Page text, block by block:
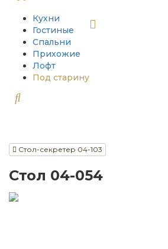
Кухни
Гостиные
Спальни
Прихожие
Лофт
Под старину
Стол-секретер 04-103
Стол 04-054